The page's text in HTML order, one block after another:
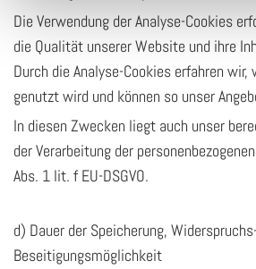
Die Verwendung der Analyse-Cookies
die Qualität unserer Website und ihre
Durch die Analyse-Cookies erfahren
genutzt wird und können so unser
In diesen Zwecken liegt auch unser
der Verarbeitung der
Abs. 1 lit. f EU-DSGVO.
d) Dauer der Speicherung,
Beseitigungsmöglichkeit